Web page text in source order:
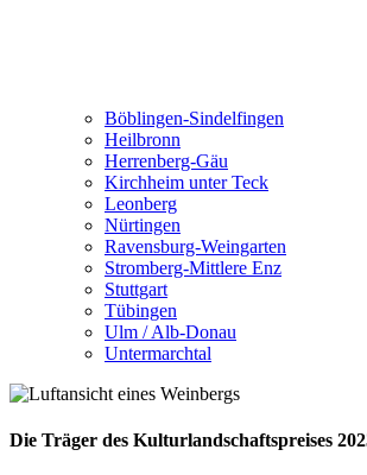
Böblingen-Sindelfingen
Heilbronn
Herrenberg-Gäu
Kirchheim unter Teck
Leonberg
Nürtingen
Ravensburg-Weingarten
Stromberg-Mittlere Enz
Stuttgart
Tübingen
Ulm / Alb-Donau
Untermarchtal
Die Träger des Kulturlandschaftspreises